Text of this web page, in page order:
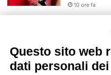
10 ore fa
Sauze
Questo sito web
dati personali